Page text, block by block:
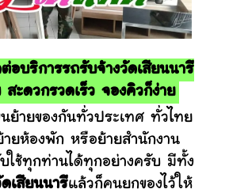
อบริการรถรับจ้างวัดเสียนนารี
ะดวกรวดเร็ว จองคิวก็ง่าย
องกันทั่วประเทศ ทั่วไทย
ายห้องพัก หรือย้ายสำนักงาน
ใช้ทุกท่านได้ทุกอย่างครับ มีทั้ง
เสียนนารีแล้วก็คนยกของไว้ให้